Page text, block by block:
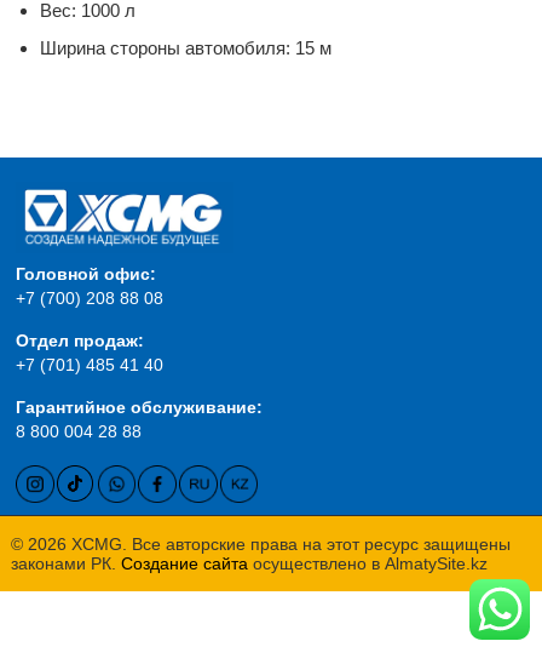
004
88
шт
О
КОМПАНИИ
КОНТАКТЫ
Вес: 1000 л
Ширина стороны автомобиля: 15 м
Головной офис:
+7 (700) 208 88 08
Отдел продаж:
+7 (701) 485 41 40
Гарантийное обслуживание:
8 800 004 28 88
© 2026 XCMG. Все авторские права на этот ресурс защищены
законами РК. Создание сайтаосуществлено в AlmatySite.kz